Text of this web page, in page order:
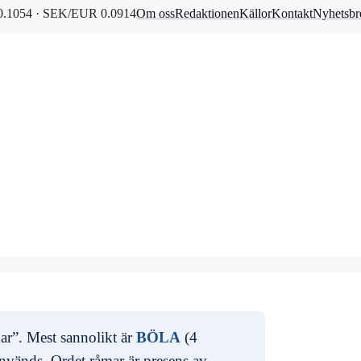
· SEK/EUR 0.0914Om ossRedaktionenKällorKontakt
Mest sannolikt ärBÖLA (4